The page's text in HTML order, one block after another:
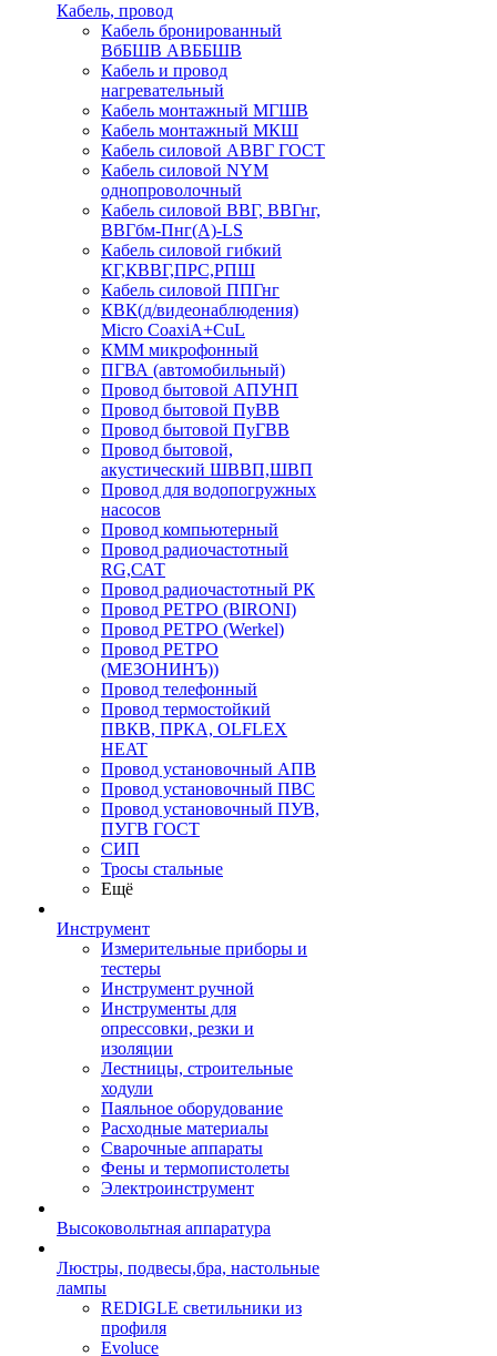
Кабель, провод
Кабель бронированный
ВбБШВ АВББШВ
Кабель и провод
нагревательный
Кабель монтажный МГШВ
Кабель монтажный МКШ
Кабель силовой АВВГ ГОСТ
Кабель силовой NYM
однопроволочный
Кабель силовой ВВГ, ВВГнг,
ВВГбм-Пнг(А)-LS
Кабель силовой гибкий
КГ,КВВГ,ПРС,РПШ
Кабель силовой ППГнг
КВК(д/видеонаблюдения)
Micro CoaxiA+CuL
КММ микрофонный
ПГВА (автомобильный)
Провод бытовой АПУНП
Провод бытовой ПуВВ
Провод бытовой ПуГВВ
Провод бытовой,
акустический ШВВП,ШВП
Провод для водопогружных
насосов
Провод компьютерный
Провод радиочастотный
RG,САТ
Провод радиочастотный РК
Провод РЕТРО (BIRONI)
Провод РЕТРО (Werkel)
Провод РЕТРО
(МЕЗОНИНЪ))
Провод телефонный
Провод термостойкий
ПВКВ, ПРКА, OLFLEX
HEAT
Провод установочный АПВ
Провод установочный ПВС
Провод установочный ПУВ,
ПУГВ ГОСТ
СИП
Тросы стальные
Ещё
Инструмент
Измерительные приборы и
тестеры
Инструмент ручной
Инструменты для
опрессовки, резки и
изоляции
Лестницы, строительные
ходули
Паяльное оборудование
Расходные материалы
Сварочные аппараты
Фены и термопистолеты
Электроинструмент
Высоковольтная аппаратура
Люстры, подвесы,бра, настольные
лампы
REDIGLE светильники из
профиля
Evoluce